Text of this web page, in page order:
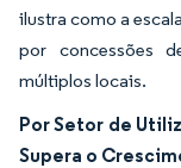
ilustra como a
por concessões
múltiplos locais.
Por Setor de
Supera o